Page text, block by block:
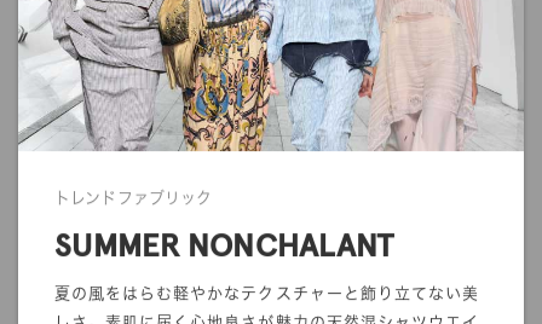
トレンドファブリック
SUMMER NONCHALANT
夏の風をはらむ軽やかなテクスチャーと飾り立てない美
>>ご利用ガイド